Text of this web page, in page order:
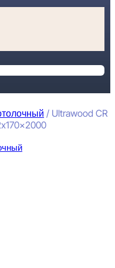
/ Ultrawood CR